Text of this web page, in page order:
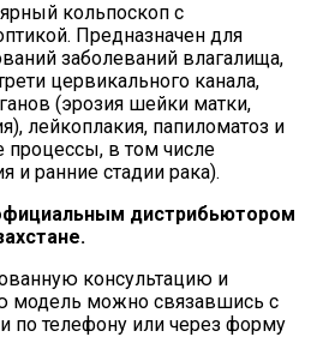
кольпоскоп с
Предназначен для
заболеваний влагалища,
цервикального канала,
(эрозия шейки матки,
лейкоплакия, папиломатоз и
процессы, в том числе
и ранние стадии рака).
дистрибьютором
консультацию и
модель можно связавшись с
по телефону или через форму